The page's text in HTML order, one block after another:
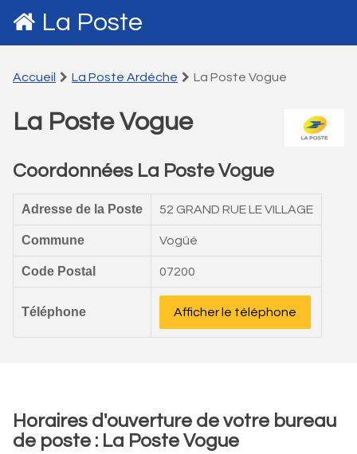
La Poste
Accueil La Poste Ardéche La Poste Vogue
La Poste Vogue
Coordonnées La Poste Vogue
Adresse de la Poste 52 GRAND RUE LE VILLAGE
Commune Vogüé
Code Postal 07200
Téléphone Afficher le téléphone
Horaires d'ouverture de votre bureau
de poste : La Poste Vogue